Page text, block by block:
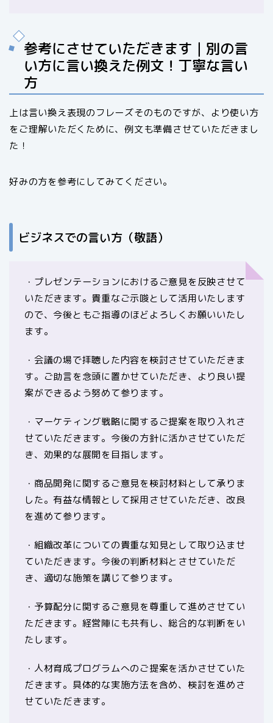
参考にさせていただきます｜別の言
い方に言い換えた例文！丁寧な言い
方
上は言い換え表現のフレーズそのものですが、より使い方
をご理解いただくために、例文も準備させていただきまし
た！
好みの方を参考にしてみてください。
ビジネスでの言い方（敬語）
・プレゼンテーションにおけるご意見を反映させて
いただきます。貴重なご示唆として活用いたします
ので、今後ともご指導のほどよろしくお願いいたし
ます。
・会議の場で拝聴した内容を検討させていただきま
す。ご助言を念頭に置かせていただき、より良い提
案ができるよう努めて参ります。
・マーケティング戦略に関するご提案を取り入れさ
せていただきます。今後の方針に活かさせていただ
き、効果的な展開を目指します。
・商品開発に関するご意見を検討材料として承りま
した。有益な情報として採用させていただき、改良
を進めて参ります。
・組織改革についての貴重な知見として取り込ませ
ていただきます。今後の判断材料とさせていただ
き、適切な施策を講じて参ります。
・予算配分に関するご意見を尊重して進めさせてい
ただきます。経営陣にも共有し、総合的な判断をい
たします。
・人材育成プログラムへのご提案を活かさせていた
だきます。具体的な実施方法を含め、検討を進めさ
せていただきます。